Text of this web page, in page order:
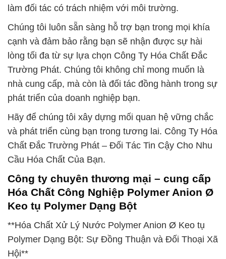
làm đối tác có trách nhiệm với môi trường.
Chúng tôi luôn sẵn sàng hỗ trợ bạn trong mọi khía
cạnh và đảm bảo rằng bạn sẽ nhận được sự hài
lòng tối đa từ sự lựa chọn Công Ty Hóa Chất Đắc
Trường Phát. Chúng tôi không chỉ mong muốn là
nhà cung cấp, mà còn là đối tác đồng hành trong sự
phát triển của doanh nghiệp bạn.
Hãy để chúng tôi xây dựng mối quan hệ vững chắc
và phát triển cùng bạn trong tương lai. Công Ty Hóa
Chất Đắc Trường Phát – Đối Tác Tin Cậy Cho Nhu
Cầu Hóa Chất Của Bạn.
Công ty chuyên thương mại – cung cấp
Hóa Chất Công Nghiệp Polymer Anion Ø
Keo tụ Polymer Dạng Bột
**Hóa Chất Xử Lý Nước Polymer Anion Ø Keo tụ
Polymer Dạng Bột: Sự Đồng Thuận và Đối Thoại Xã
Hội**